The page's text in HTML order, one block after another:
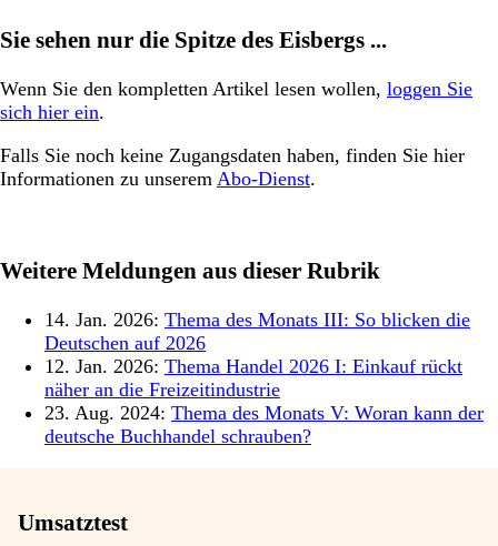
Sie sehen nur die Spitze des Eisbergs ...
Wenn Sie den kompletten Artikel lesen wollen, loggen Sie
sich hier ein.
Falls Sie noch keine Zugangsdaten haben, finden Sie hier
Informationen zu unserem Abo-Dienst.
Weitere Meldungen aus dieser Rubrik
14. Jan. 2026: Thema des Monats III: So blicken die
Deutschen auf 2026
12. Jan. 2026: Thema Handel 2026 I: Einkauf rückt
näher an die Freizeitindustrie
23. Aug. 2024: Thema des Monats V: Woran kann der
deutsche Buchhandel schrauben?
Umsatztest